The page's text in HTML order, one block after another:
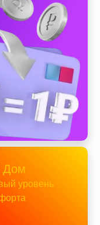
Дом
уровень